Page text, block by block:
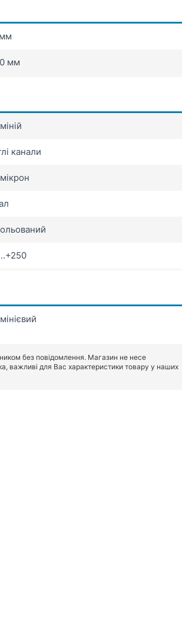
мм
канали
без повідомлення. Магазин не несе
важливі для Вас характеристики товару у наших